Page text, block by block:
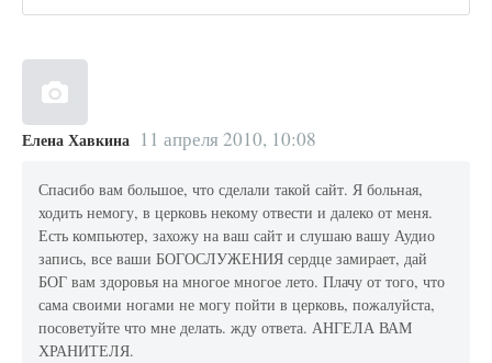
Елена Хавкина 11 апреля 2010, 10:08
Спасибо вам большое, что сделали такой сайт. Я больная,
ходить немогу, в церковь некому отвести и далеко от меня.
Есть компьютер, захожу на ваш сайт и слушаю вашу Аудио
запись, все ваши БОГОСЛУЖЕНИЯ сердце замирает, дай
БОГ вам здоровья на многое многое лето. Плачу от того, что
сама своими ногами не могу пойти в церковь, пожалуйста,
посоветуйте что мне делать. жду ответа. АНГЕЛА ВАМ
ХРАНИТЕЛЯ.